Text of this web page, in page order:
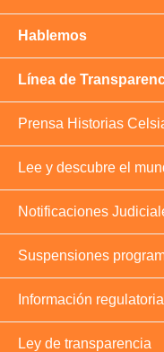
Prensa Historias
Lee y descubre el
Hablemos
Notificaciones
Línea de
Suspensiones
Información
Ley de transparencia